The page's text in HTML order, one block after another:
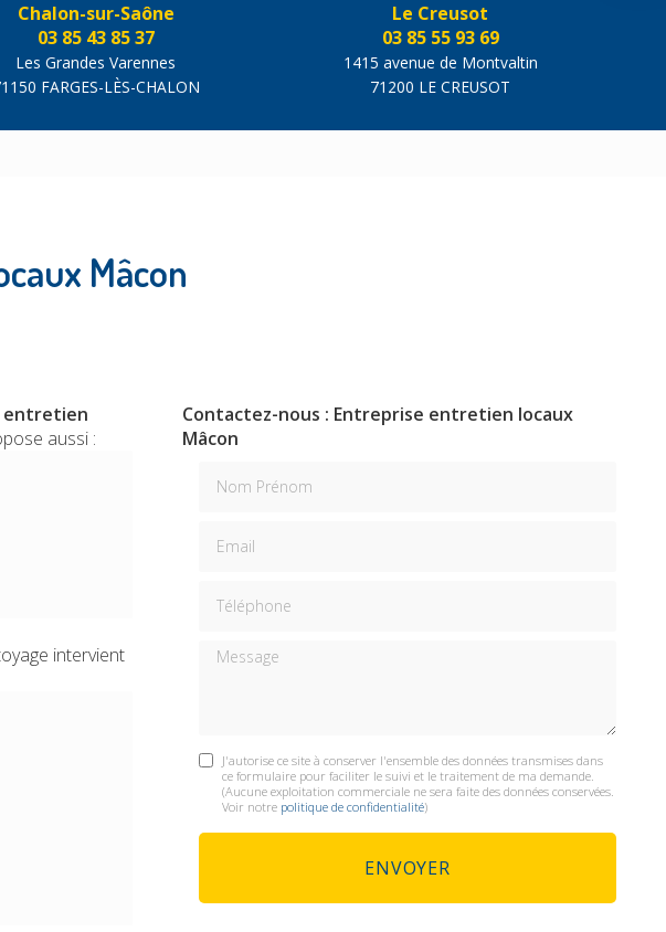
Chalon-sur-Saône
03 85 43 85 37
Les Grandes Varennes
FARGES-LÈS-CHALON
Le Creusot
03 85 55 93 69
1415 avenue de Montvaltin
71200 LE CREUSOT
Mâcon
entretien
aussi :
intervient
Contactez-nous : Entreprise entretien locaux
Mâcon
Message
J'autorise ce site à conserver l'ensemble des données transmises dans
ce formulaire pour faciliter le suivi et le traitement de ma demande.
(Aucune exploitation commerciale ne sera faite des données conservées.
Voir notre politique de confidentialité)